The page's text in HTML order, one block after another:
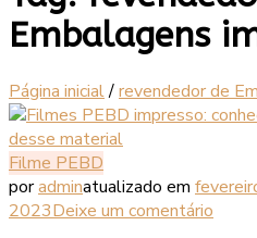
Embalagens
Página inicial/revendedor de
Filme PEBD
poradminatualizado em
2023Deixe um comentário